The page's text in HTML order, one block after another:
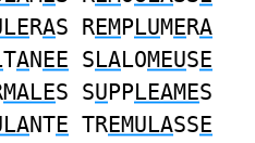
RAS REMPLUMERA
TANEE SLALOMEUSE
MALES SUPPLEAMES
NTE TREMULASSE